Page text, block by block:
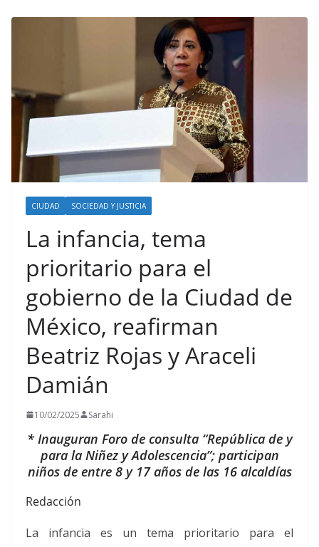
CIUDAD SOCIEDAD Y JUSTICIA
La infancia, tema
prioritario para el
gobierno de la Ciudad de
México, reafirman
Beatriz Rojas y Araceli
Damián
10/02/2025 Sarahi
* Inauguran Foro de consulta “República de y
para la Niñez y Adolescencia”; participan
niños de entre 8 y 17 años de las 16 alcaldías
Redacción
La infancia es un tema prioritario para el